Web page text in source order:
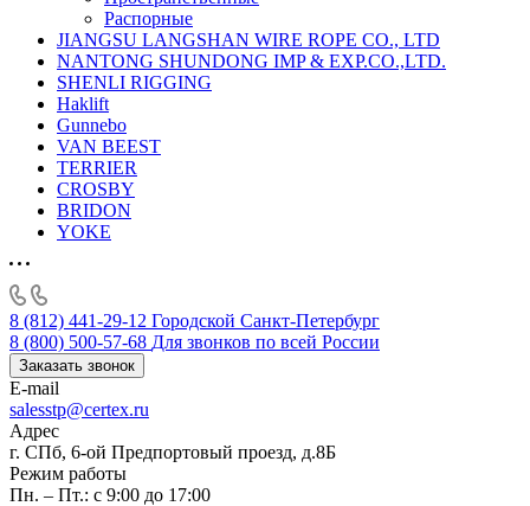
Распорные
JIANGSU LANGSHAN WIRE ROPE CO., LTD
NANTONG SHUNDONG IMP & EXP.CO.,LTD.
SHENLI RIGGING
Haklift
Gunnebo
VAN BEEST
TERRIER
CROSBY
BRIDON
YOKE
8 (812) 441-29-12 Городской Санкт-Петербург
8 (800) 500-57-68 Для звонков по всей России
Заказать звонок
E-mail
salesstp@certex.ru
Адрес
г. СПб, 6-ой Предпортовый проезд, д.8Б
Режим работы
Пн. – Пт.: с 9:00 до 17:00